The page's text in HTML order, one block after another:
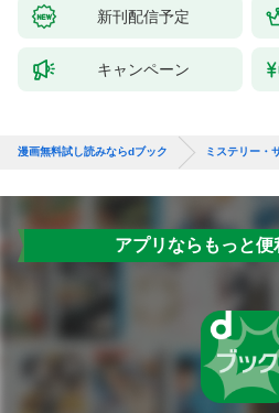
新刊配信予定
キャンペーン
漫画無料試し読みならdブック ミステリー・
アプリならもっと便